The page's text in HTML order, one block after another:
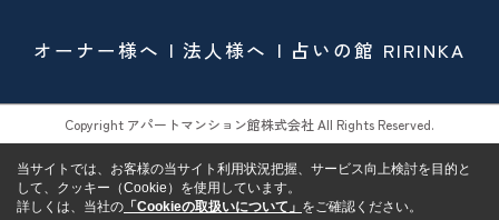
オーナー様へ 法人様へ 占いの館 RIRINKA
Copyright アパートマンション館株式会社 All Rights Reserved.
当サイトでは、お客様の当サイト利用状況把握、サービス向上検討を目的と
して、クッキー（Cookie）を使用しています。
詳しくは、当社の 「Cookieの取扱いについて」 をご確認ください。